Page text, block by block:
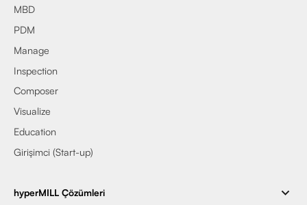
MBD
PDM
Manage
Inspection
Composer
Visualize
Education
Girişimci (Start-up)
hyperMILL Çözümleri